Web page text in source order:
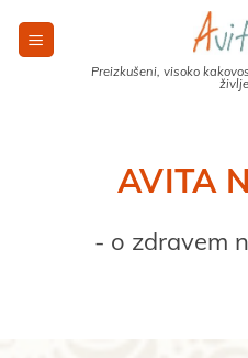
Preizkušeni, visoko
AVITA
- o zdravem